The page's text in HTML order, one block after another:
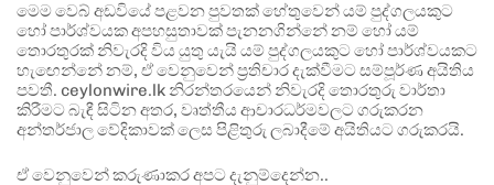
මෙම වෙබ් අඩවියේ පළවන පුවතක් හේතුවෙන් යම් පුද්ගලයකුට
හෝ පාර්ශ්වයක අපහසුතාවක් පැනනගින්නේ නම් හෝ යම්
තොරතුරක් නිවැරදි විය යුතු යැයි යම් පුද්ගලයකුට හෝ පාර්ශ්වයකට
හැඟෙන්නේ නම්, ඒ වෙනුවෙන් ප්‍රතිචාර දැක්වීමට සම්පූර්ණ අයිතිය
පවතී. ceylonwire.lk නිරන්තරයෙන් නිවැරදි තොරතුරු වාර්තා
කිරීමට බැඳී සිටින අතර, වෘත්තීය ආචාරධර්මවලට ගරුකරන
අන්තර්ජාල වේදිකාවක් ලෙස පිළිතුරු ලබාදීමේ අයිතියට ගරුකරයි.
ඒ වෙනුවෙන් කරුණාකර අපට දැනුම්දෙන්න..